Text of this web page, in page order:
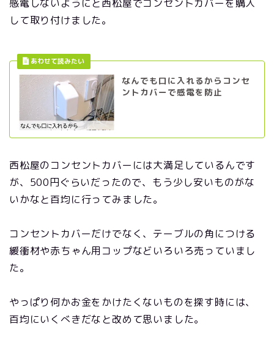
感電しないようにと西松屋でコンセントカバーを購入
して取り付けました。
なんでも口に入れるからコンセ
ントカバーで感電を防止
西松屋のコンセントカバーには大満足しているんです
が、500円ぐらいだったので、もう少し安いものがな
いかなと百均に行ってみました。
コンセントカバーだけでなく、テーブルの角につける
緩衝材や赤ちゃん用コップなどいろいろ売っていまし
た。
やっぱり何かお金をかけたくないものを探す時には、
百均にいくべきだなと改めて思いました。